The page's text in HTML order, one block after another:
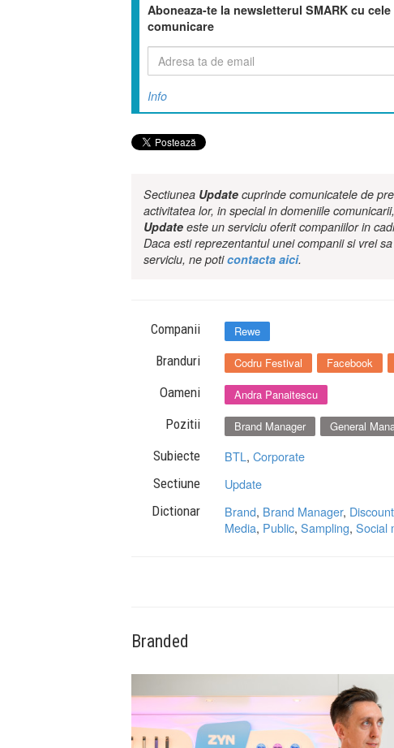
Aboneaza-te la newsletterul SMARK cu
comunicare
Info
Sectiunea Update cuprinde comunicatele de
activitatea lor, in special in domeniile
Update este un serviciu oferit companiilor in
Daca esti reprezentantul unei companii si vrei
serviciu, ne poticontacta aici.
Companii Rewe
Branduri Codru Festival Facebook
Oameni Andra Panaitescu
Pozitii Brand Manager General
Subiecte BTL, Corporate
Sectiune Update
Dictionar Brand, Brand Manager, Discount
Media, Public, Sampling, Social
Branded